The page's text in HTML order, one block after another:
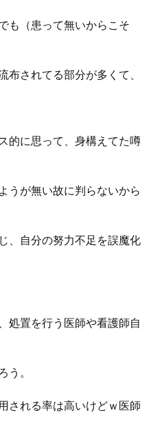
も（患って無いからこそ
布されてる部分が多くて、
的に思って、身構えてた噂
うが無い故に判らないから
、自分の努力不足を誤魔化
処置を行う医師や看護師自
う。
される率は高いけどｗ医師